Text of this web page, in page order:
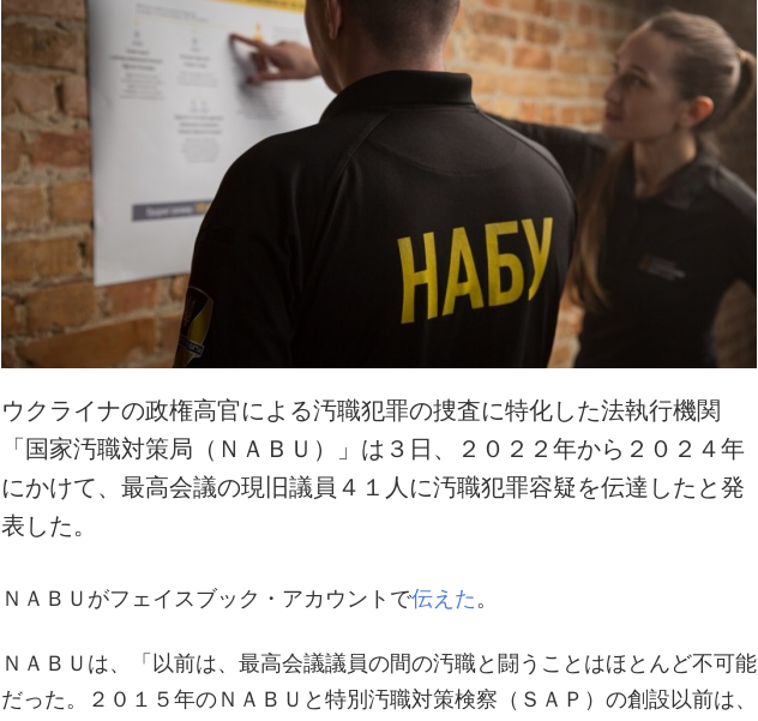
ウクライナの政権高官による汚職犯罪の捜査に特化した法執行機関
「国家汚職対策局（ＮＡＢＵ）」は３日、２０２２年から２０２４年
にかけて、最高会議の現旧議員４１人に汚職犯罪容疑を伝達したと発
表した。
ＮＡＢＵがフェイスブック・アカウントで伝えた 。
ＮＡＢＵは、「以前は、最高会議議員の間の汚職と闘うことはほとんど不可能
だった。２０１５年のＮＡＢＵと特別汚職対策検察（ＳＡＰ）の創設以前は、